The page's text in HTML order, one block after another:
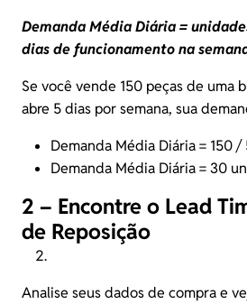
Demanda Média Diária =
dias de funcionamento na
Se você vende 150 peças de uma
abre 5 dias por semana, sua
Demanda Média Diária = 150 /
Demanda Média Diária = 30
2 – Encontre o Lead
de Reposição
Analise seus dados de compra e